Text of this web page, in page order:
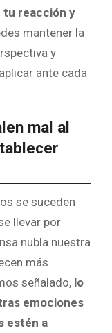
tu reacción y
mantener la
y
ante cada
mal al
se suceden
llevar por
nubla nuestra
más
señalado, lo
emociones
estén a